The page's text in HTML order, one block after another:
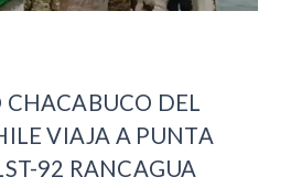
DEL
VIAJA A PUNTA
92 RANCAGUA